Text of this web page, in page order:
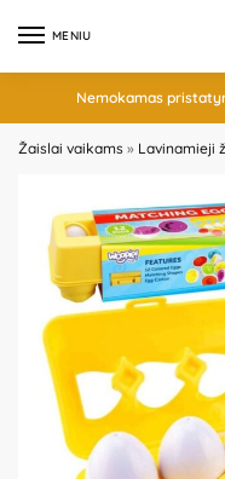
MENIU
Nemokamas
Žaislai vaikams » Lavinamieji